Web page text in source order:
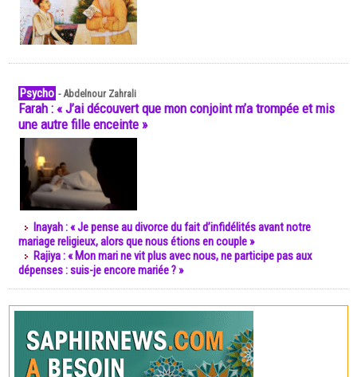
Psycho -Abdelnour Zahrali
Farah : « J’ai découvert que mon conjoint m’a trompée et mis
une autre fille enceinte »
Inayah : « Je pense au divorce du fait d’infidélités avant notre
mariage religieux, alors que nous étions en couple »
Rajiya : « Mon mari ne vit plus avec nous, ne participe pas aux
dépenses : suis-je encore mariée ? »